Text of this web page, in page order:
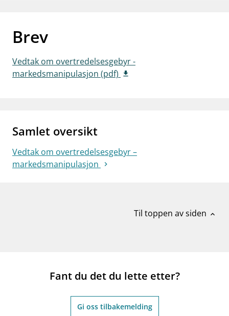
dashboardInformasjon for investorer
notifications_noneAbonner på nyhetsvarsel
Brev
Vedtak om overtredelsesgebyr -
markedsmanipulasjon (pdf)
Samlet oversikt
Vedtak om overtredelsesgebyr –
markedsmanipulasjon
Til toppen av siden expand_less
Fant du det du lette etter?
Gi oss tilbakemelding